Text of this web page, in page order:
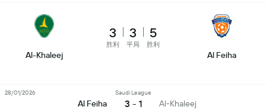
Al-Khaleej
3
胜利
3
平局
5
胜利
Al Feiha
Al Feiha
Saudi League
3 - 1 Al-Khaleej
28/01/2026